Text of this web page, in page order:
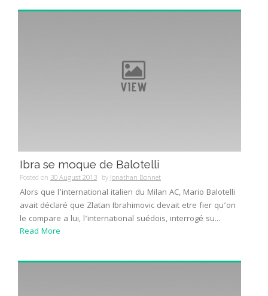
Ibra se moque de Balotelli
Posted on 30 August 2013 byJonathan Bonnet
Alors que l’international italien du Milan AC, Mario Balotelli
avait déclaré que Zlatan Ibrahimovic devait etre fier qu’on
le compare a lui, l’international suédois, interrogé su...
Read More